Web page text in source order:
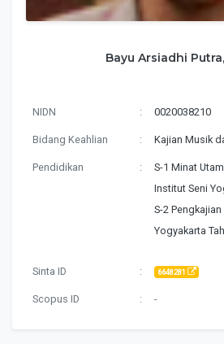
Bayu Arsiadhi
NIDN : 0020038210
Bidang Keahlian : Kajian Musik
Pendidikan :
S-1 Minat
Institut Seni
S-2
Yogyakarta
Sinta ID : 6648281
Scopus ID : -